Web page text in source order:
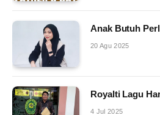
Anak Butuh
20 Agu 2025
Royalti Lagu
4 Jul 2025